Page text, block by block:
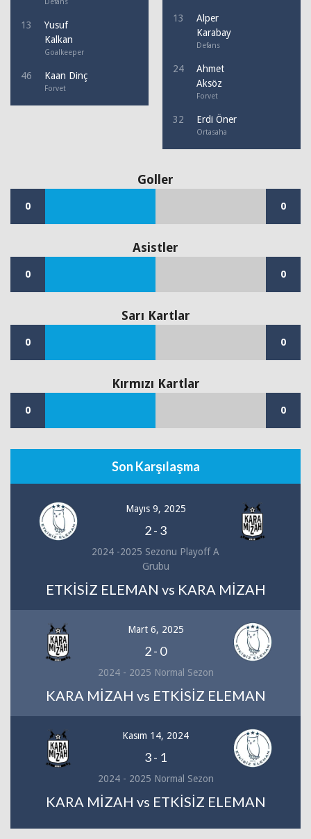
13
Yusuf
Kalkan
Goalkeeper
46 Kaan Dinç
Forvet
13
Alper
Karabay
Defans
24
Ahmet
Aksöz
Forvet
32 Erdi Öner
Ortasaha
Goller
0 0
Asistler
0 0
Sarı Kartlar
0 0
Kırmızı Kartlar
0 0
Son Karşılaşma
Mayıs 9, 2025
2- 3
2024 -2025 Sezonu Playoff A
Grubu
ETKİSİZ ELEMAN vs KARA MİZAH
Mart 6, 2025
2- 0
2024 - 2025 Normal Sezon
KARA MİZAH vs ETKİSİZ ELEMAN
Kasım 14, 2024
3- 1
2024 - 2025 Normal Sezon
KARA MİZAH vs ETKİSİZ ELEMAN